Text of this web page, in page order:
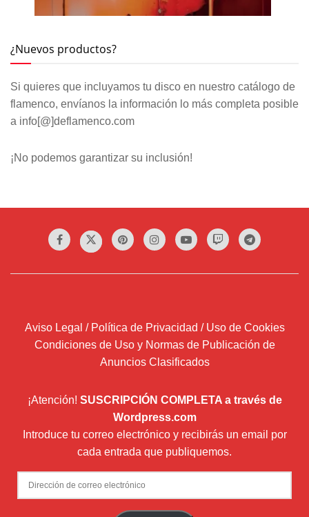
¿Nuevos productos?
Si quieres que incluyamos tu disco en nuestro catálogo de
flamenco, envíanos la información lo más completa posible
a info[@]deflamenco.com
¡No podemos garantizar su inclusión!
Aviso Legal / Política de Privacidad / Uso de Cookies
Condiciones de Uso y Normas de Publicación de
Anuncios Clasificados
¡Atención! SUSCRIPCIÓN COMPLETA a través de
Wordpress.com
Introduce tu correo electrónico y recibirás un email por
cada entrada que publiquemos.
Dirección
de